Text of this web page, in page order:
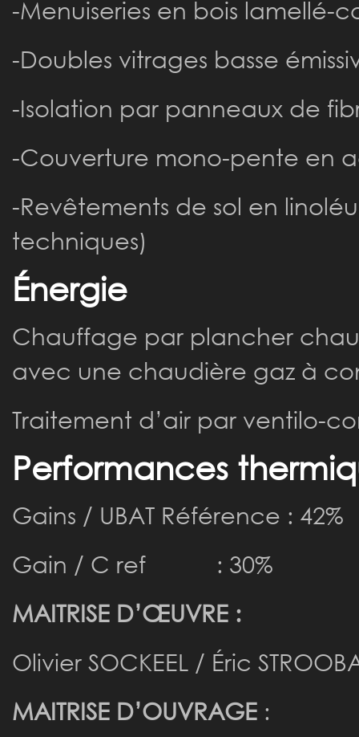
-Menuiseries en bois lamellé-
-Doubles vitrages basse
-Isolation par panneaux de
-Couverture mono-pente en
-Revêtements de sol en
techniques)
Énergie
Chauffage par plancher
avec une chaudière gaz à
Traitement d’air par ventilo-
Performances
Gains / UBAT Référence : 42%
Gain / C ref : 30%
MAITRISE D’ŒUVRE :
Olivier SOCKEEL / Éric
MAITRISE D’OUVRAGE :